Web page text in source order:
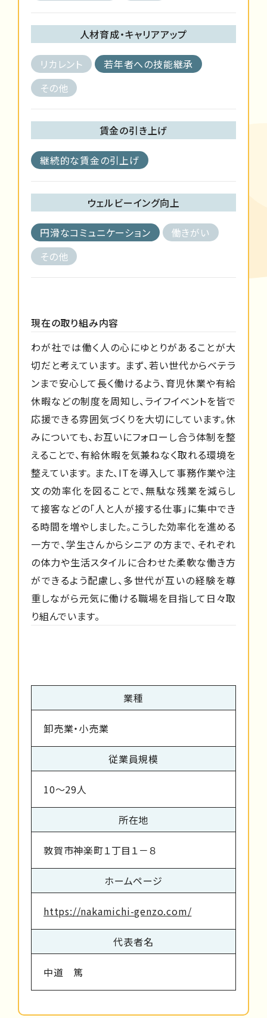
人材育成・キャリアアップ
リカレント
若年者への技能継承
その他
賃金の引き上げ
継続的な賃金の引上げ
ウェルビーイング向上
円滑なコミュニケーション
働きがい
その他
現在の取り組み内容
わが社では働く人の心にゆとりがあることが大
切だと考えています。 まず、若い世代からベテラ
ンまで安心して長く働けるよう、育児休業や有給
休暇などの制度を周知し、ライフイベントを皆で
応援できる雰囲気づくりを大切にしています。休
みについても、お互いにフォローし合う体制を整
えることで、有給休暇を気兼ねなく取れる環境を
整えています。 また、ITを導入して事務作業や注
文の効率化を図ることで、無駄な残業を減らし
て接客などの「人と人が接する仕事」に集中でき
る時間を増やしました。こうした効率化を進める
一方で、学生さんからシニアの方まで、それぞれ
の体力や生活スタイルに合わせた柔軟な働き方
ができるよう配慮し、多世代が互いの経験を尊
重しながら元気に働ける職場を目指して日々取
り組んでいます。
業種
卸売業・小売業
従業員規模
10～29人
所在地
敦賀市神楽町１丁目１－８
ホームページ
https://nakamichi-genzo.com/
代表者名
中道 篤